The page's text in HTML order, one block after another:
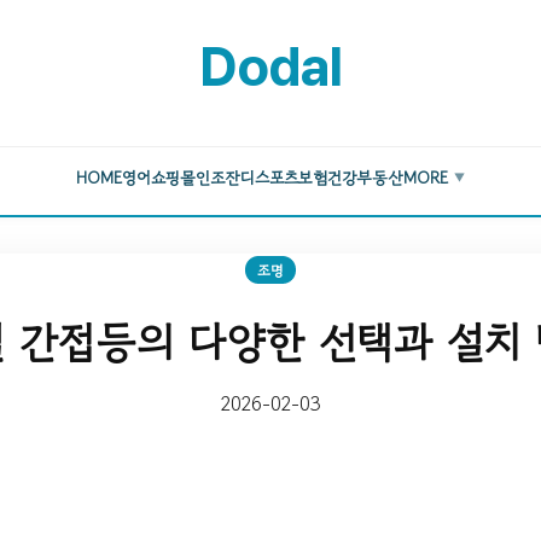
Dodal
HOME영어쇼핑몰인조잔디스포츠보험건강부동산MORE ▼
조명
간접등의 다양한 선택과 설치
2026-02-03